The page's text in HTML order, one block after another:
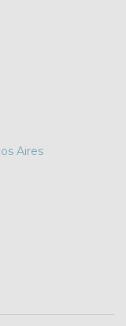
Aires